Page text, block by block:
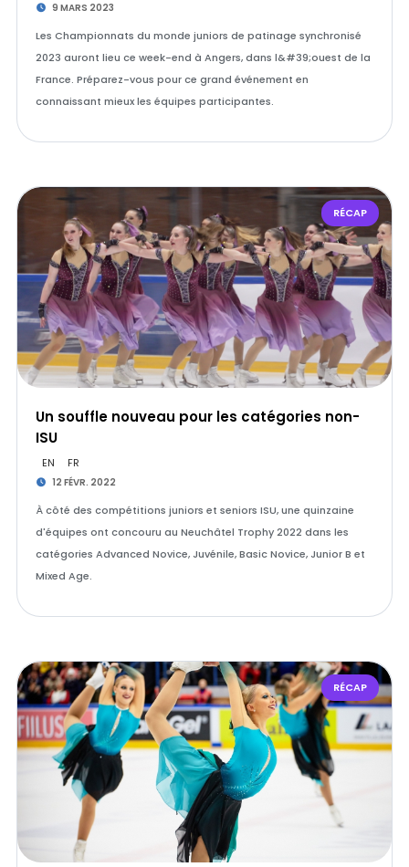
9 MARS 2023
Les Championnats du monde juniors de patinage synchronisé
2023 auront lieu ce week-end à Angers, dans l&#39;ouest de la
France. Préparez-vous pour ce grand événement en
connaissant mieux les équipes participantes.
RÉCAP
Un souffle nouveau pour les catégories non-
ISU
EN FR
12 FÉVR. 2022
À côté des compétitions juniors et seniors ISU, une quinzaine
d'équipes ont concouru au Neuchâtel Trophy 2022 dans les
catégories Advanced Novice, Juvénile, Basic Novice, Junior B et
Mixed Age.
RÉCAP